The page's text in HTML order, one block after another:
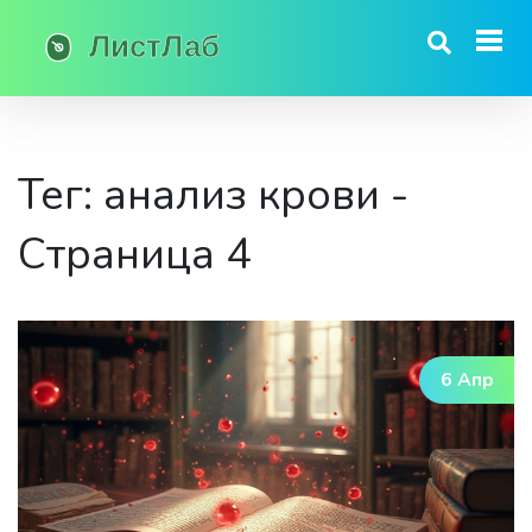
Тег: анализ крови -
Страница 4
6 Апр